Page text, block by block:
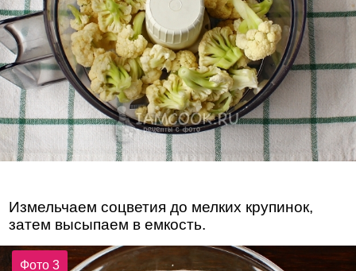
Измельчаем соцветия до мелких крупинок,
затем высыпаем в емкость.
Фото 3